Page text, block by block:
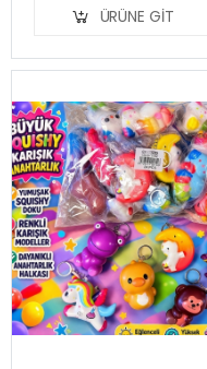
ÜRÜNE GIT